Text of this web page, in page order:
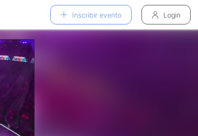
Inscribir evento Login